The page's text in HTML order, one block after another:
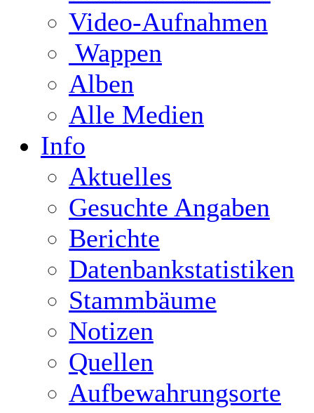
Video-Aufnahmen
Wappen
Alben
Alle Medien
Info
Aktuelles
Gesuchte Angaben
Berichte
Datenbankstatistiken
Stammbäume
Notizen
Quellen
Aufbewahrungsorte